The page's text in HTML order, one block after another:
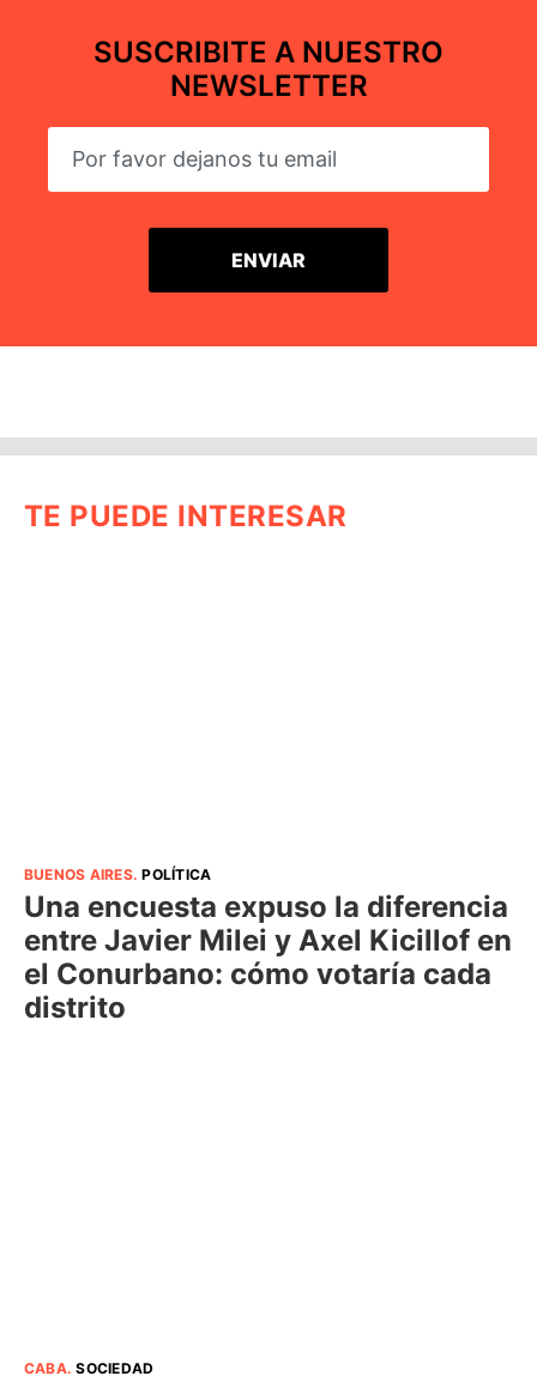
SUSCRIBITE A NUESTRO
NEWSLETTER
TE PUEDE INTERESAR
BUENOS AIRES.POLÍTICA
Una encuesta expuso la diferencia
entre Javier Milei y Axel Kicillof en
el Conurbano: cómo votaría cada
distrito
CABA.SOCIEDAD